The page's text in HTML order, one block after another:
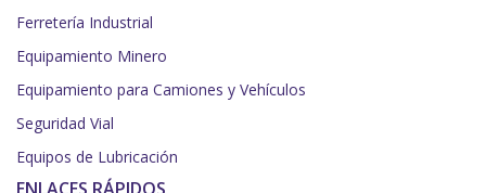
Ferretería Industrial
Equipamiento Minero
Equipamiento para Camiones y Vehículos
Seguridad Vial
Equipos de Lubricación